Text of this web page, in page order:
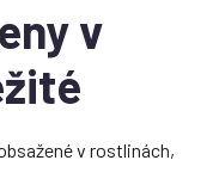
v
v rostlinách,